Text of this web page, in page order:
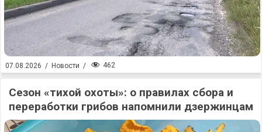
07.08.2026 / Новости / 462
Сезон «тихой охоты»: о правилах сбора и
переработки грибов напомнили дзержинцам